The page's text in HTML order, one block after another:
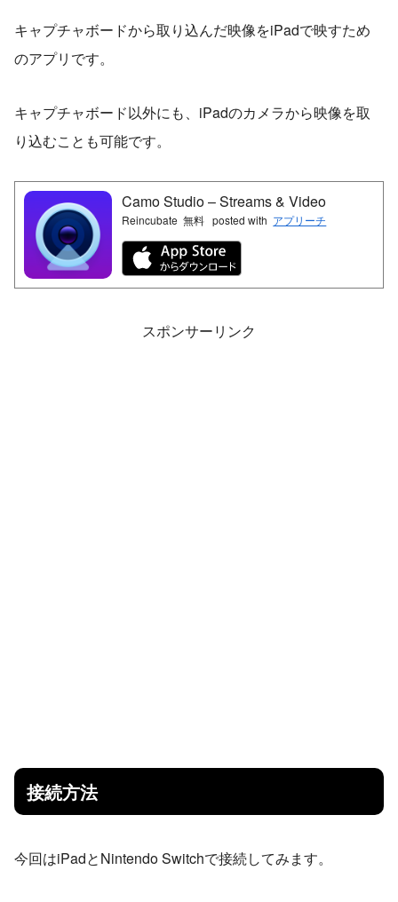
キャプチャボードから取り込んだ映像をiPadで映すため
のアプリです。
キャプチャボード以外にも、iPadのカメラから映像を取
り込むことも可能です。
Camo Studio – Streams & Video
Reincubate 無料 posted with アプリーチ
スポンサーリンク
接続方法
今回はiPadとNintendo Switchで接続してみます。